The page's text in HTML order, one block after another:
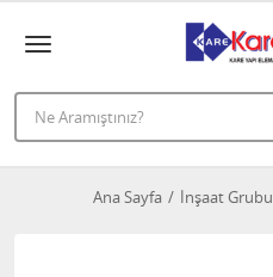
Ana Sayfa İnşaat Grubu